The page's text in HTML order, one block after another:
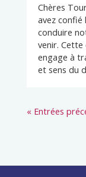
Chères
avez confié
conduire
venir. Cette
engage à
et sens du
« Entrées